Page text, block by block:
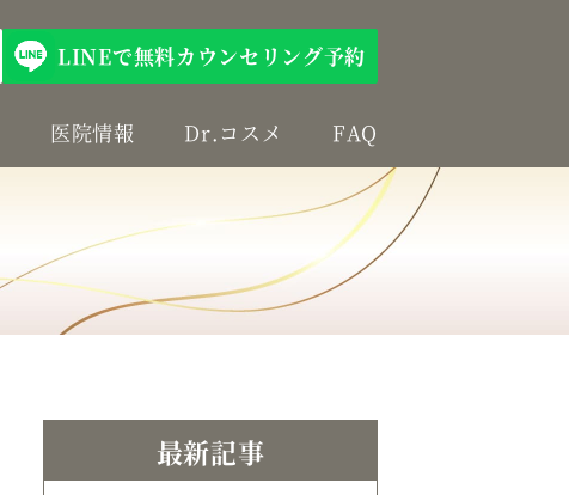
LINEで無料カウンセリング予約
医院情報 Dr.コスメ FAQ
最新記事